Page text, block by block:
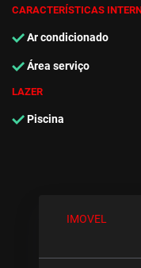
CARACTERÍSTICAS
Ar condicionado
Área serviço
LAZER
Piscina
IMOVEL